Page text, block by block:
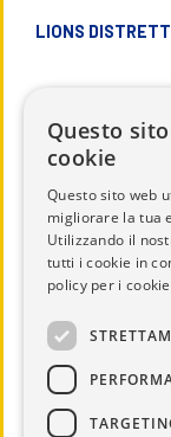
LIONS
Questo
cookie
Questo sito web
migliorare la tua
Utilizzando il
tutti i cookie in
policy per i